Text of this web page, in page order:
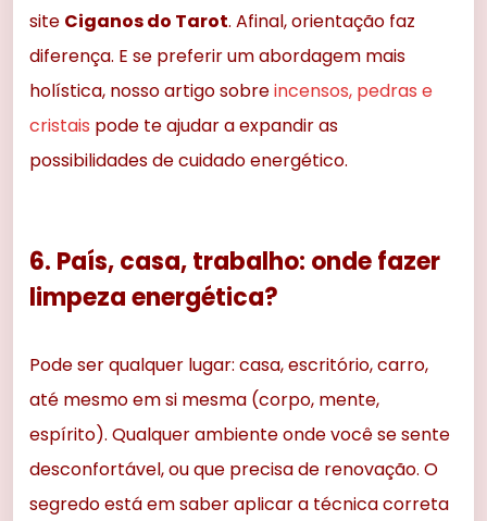
site Ciganos do Tarot. Afinal, orientação faz
diferença. E se preferir um abordagem mais
holística, nosso artigo sobreincensos, pedras e
cristais pode te ajudar a expandir as
possibilidades de cuidado energético.
6. País, casa, trabalho: onde fazer
limpeza energética?
Pode ser qualquer lugar: casa, escritório, carro,
até mesmo em si mesma (corpo, mente,
espírito). Qualquer ambiente onde você se sente
desconfortável, ou que precisa de renovação. O
segredo está em saber aplicar a técnica correta